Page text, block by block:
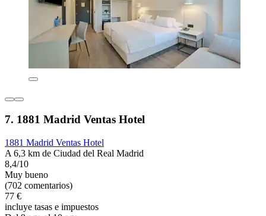
7. 1881 Madrid Ventas Hotel
1881 Madrid Ventas Hotel
A 6,3 km de Ciudad del Real Madrid
8,4/10
Muy bueno
(702 comentarios)
77 €
incluye tasas e impuestos